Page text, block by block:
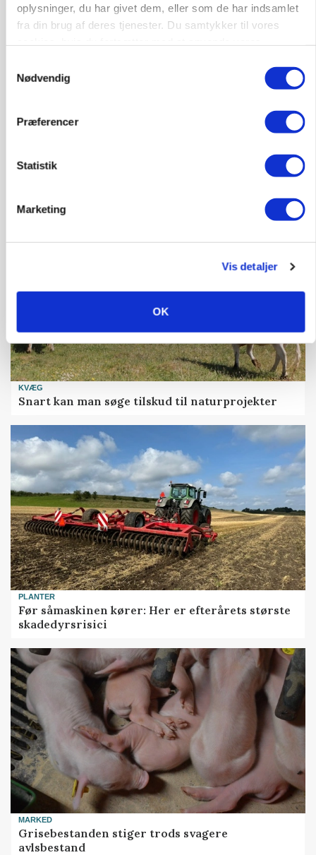
oplysninger, du har givet dem, eller som de har indsamlet
fra din brug af deres tjenester. Du samtykker til vores
Nødvendig
Præferencer
Statistik
Marketing
Vis detaljer
OK
POLITIK
»Nu stopper I«: Landbrugsdebattør og
Folketinget behandler ny gødskningslov: Sådan
KVÆG
Snart kan man søge tilskud til naturprojekter
PLANTER
Før såmaskinen kører: Her er efterårets største
skadedyrsrisici
MARKED
Grisebestanden stiger trods svagere
avlsbestand